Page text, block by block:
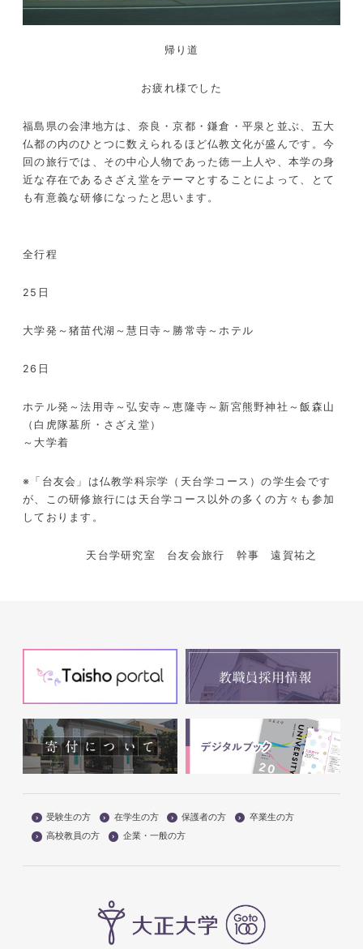
帰り道
お疲れ様でした
福島県の会津地方は、奈良・京都・鎌倉・平泉と並ぶ、五大
仏都の内のひとつに数えられるほど仏教文化が盛んです。今
回の旅行では、その中心人物であった徳一上人や、本学の身
近な存在であるさざえ堂をテーマとすることによって、とて
も有意義な研修になったと思います。
全行程
25日
大学発～猪苗代湖～慧日寺～勝常寺～ホテル
26日
ホテル発～法用寺～弘安寺～恵隆寺～新宮熊野神社～飯森山
（白虎隊墓所・さざえ堂）
～大学着
※「台友会」は仏教学科宗学（天台学コース）の学生会です
が、この研修旅行には天台学コース以外の多くの方々も参加
しております。
天台学研究室 台友会旅行 幹事 遠賀祐之
受験生の方 在学生の方 保護者の方
卒業生の方
高校教員の方
企業・一般の方